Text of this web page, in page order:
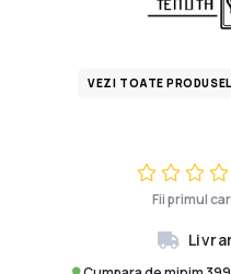
Fii primul
VEZI TOATE